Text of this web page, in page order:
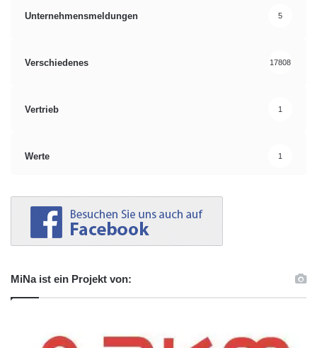
Unternehmensmeldungen 5
Verschiedenes 17808
Vertrieb 1
Werte 1
MiNa ist ein Projekt von: